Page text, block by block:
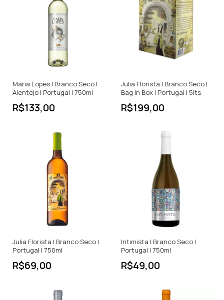
Maria Lopes | Branco Seco |
Alentejo | Portugal | 750ml
R$133,00
Julia Florista | Branco Seco |
Bag In Box | Portugal | 5lts
R$199,00
Julia Florista | Branco Seco |
Portugal | 750ml
R$69,00
Intimista | Branco Seco |
Portugal | 750ml
R$49,00